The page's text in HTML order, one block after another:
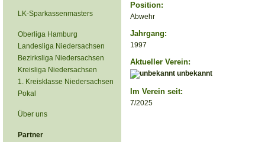
LK-Sparkassenmasters
Oberliga Hamburg
Landesliga Niedersachsen
Bezirksliga Niedersachsen
Kreisliga Niedersachsen
1. Kreisklasse Niedersachsen
Pokal
Über uns
Partner
Position:
Abwehr
Jahrgang:
1997
Aktueller Verein:
unbekannt
Im Verein seit:
7/2025